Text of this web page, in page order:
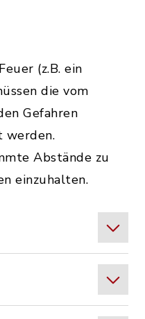
(z.B. ein
die vom
Gefahren
werden.
Abstände zu
einzuhalten.